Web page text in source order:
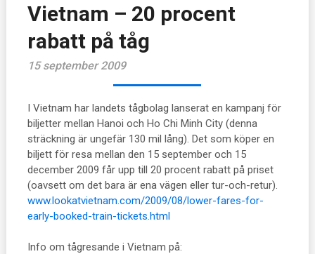
Vietnam – 20 procent
rabatt på tåg
15 september 2009
I Vietnam har landets tågbolag lanserat en kampanj för
biljetter mellan Hanoi och Ho Chi Minh City (denna
sträckning är ungefär 130 mil lång). Det som köper en
biljett för resa mellan den 15 september och 15
december 2009 får upp till 20 procent rabatt på priset
(oavsett om det bara är ena vägen eller tur-och-retur).
www.lookatvietnam.com/2009/08/lower-fares-for-
early-booked-train-tickets.html
Info om tågresande i Vietnam på: